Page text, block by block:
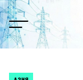
Перейти
к
содержимому